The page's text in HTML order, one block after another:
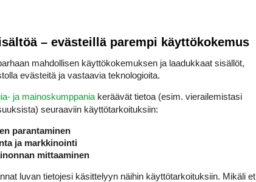
– evästeillä parempi käyttökokemus
mahdollisen käyttökokemuksen ja laadukkaat sisällöt,
evästeitä ja vastaavia teknologioita.
ja mainoskumppania keräävät tietoa (esim. vierailemis­tasi
seuraaviin käyttötarkoituksiin:
parantaminen
ja markkinointi
mittaaminen
luvan tietojesi käsittelyyn näihin käyttötarkoituksiin. Mikäli et